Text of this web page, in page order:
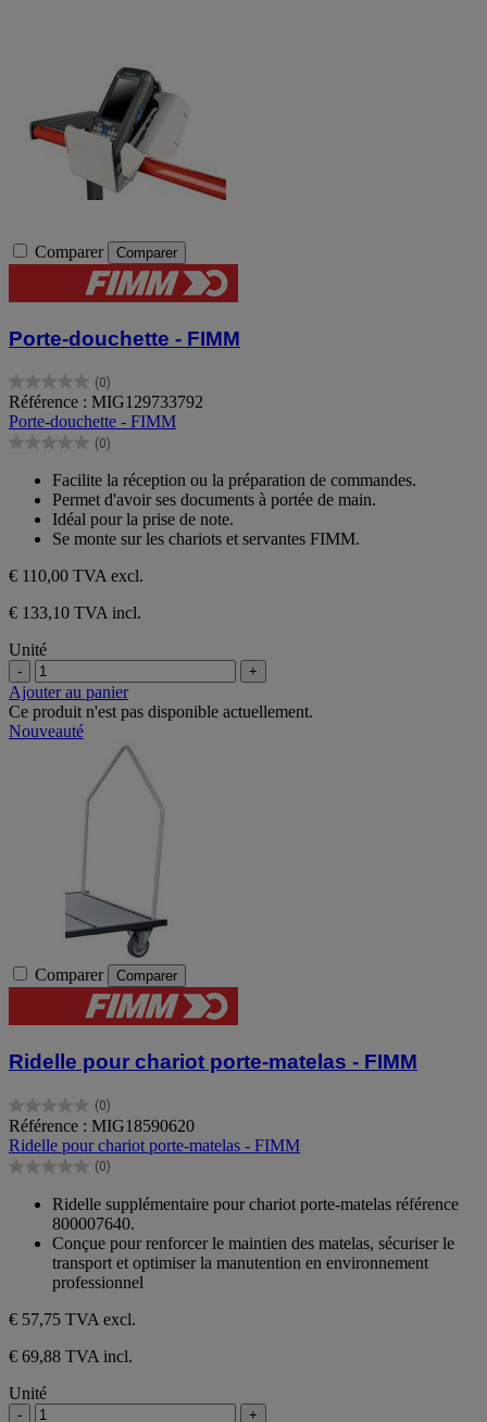
Comparer Comparer
Porte-douchette - FIMM
(0)
0.0
sur
5
étoiles.
Référence : MIG129733792
Porte-douchette - FIMM
(0)
0.0
étoiles.
Facilite la réception ou la préparation de commandes.
Permet d'avoir ses documents à portée de main.
Idéal pour la prise de note.
Se monte sur les chariots et servantes FIMM.
€ 110,00 TVA excl.
€ 133,10 TVA incl.
Unité
- +
Ajouter au panier
Ce produit n'est pas disponible actuellement.
Nouveauté
Comparer Comparer
Ridelle pour chariot porte-matelas - FIMM
(0)
0.0
sur
5
étoiles.
Référence : MIG18590620
Ridelle pour chariot porte-matelas - FIMM
(0)
0.0
étoiles.
Ridelle supplémentaire pour chariot porte-matelas référence
800007640.
Conçue pour renforcer le maintien des matelas, sécuriser le
transport et optimiser la manutention en environnement
professionnel
€ 57,75 TVA excl.
€ 69,88 TVA incl.
Unité
- +